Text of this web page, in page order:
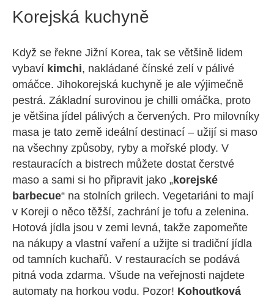
Korejská kuchyně
Když se řekne Jižní Korea, tak se většině lidem
vybaví kimchi, nakládané čínské zelí v pálivé
omáčce. Jihokorejská kuchyně je ale výjimečně
pestrá. Základní surovinou je chilli omáčka, proto
je většina jídel pálivých a červených. Pro milovníky
masa je tato země ideální destinací – užijí si maso
na všechny způsoby, ryby a mořské plody. V
restauracích a bistrech můžete dostat čerstvé
maso a sami si ho připravit jako „korejské
barbecue“ na stolních grilech. Vegetariáni to mají
v Koreji o něco těžší, zachrání je tofu a zelenina.
Hotová jídla jsou v zemi levná, takže zapomeňte
na nákupy a vlastní vaření a užijte si tradiční jídla
od tamních kuchařů. V restauracích se podává
pitná voda zdarma. Všude na veřejnosti najdete
automaty na horkou vodu. Pozor! Kohoutková